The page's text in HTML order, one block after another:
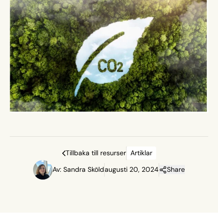
Tillbaka till resurser Artiklar
Av: Sandra Sköldaugusti 20, 2024 Share